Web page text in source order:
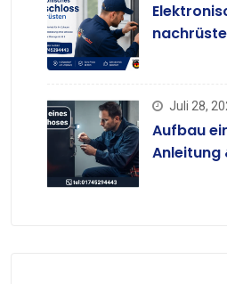
Juli 28,
Aufbau
Anleitung